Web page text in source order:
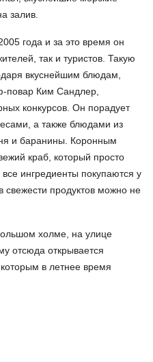
залив.
года и за это время он
так и туристов. Такую
вкуснейшим блюдам,
повар Ким Сандлер,
конкурсов. Он порадует
а также блюдами из
и баранины. Коронным
краб, который просто
ингредиенты покупаются у
продуктов можно не
холме, на улице
отсюда открывается
в летнее время